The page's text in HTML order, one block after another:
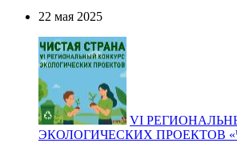
22 мая 2025
VI
ЭКОЛОГИЧЕСКИХ ПРОЕКТОВ